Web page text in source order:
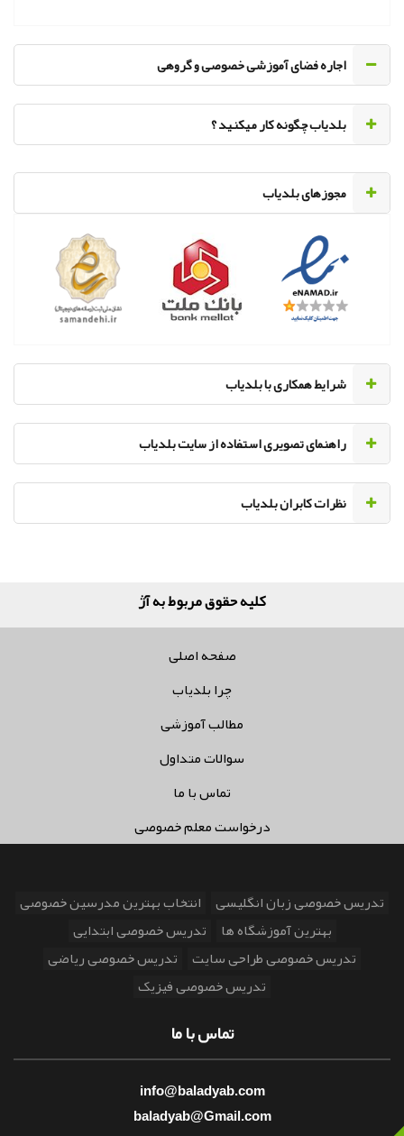
اجاره فضای آموزشی خصوصی و گروهی
‌بلدیاب چگونه کار میکنید ؟
مجوزهای بلدیاب
‌شرایط همکاری با بلدیاب
راهنمای تصویری استفاده از سایت بلدیاب
نظرات کابران بلدیاب
کلیه حقوق مربوط به آژانس تب
صفحه اصلی
چرا بلدیاب
مطالب آموزشی
سوالات متداول
تماس با ما
درخواست معلم خصوصی
تدریس خصوصی زبان انگلیسی انتخاب بهترین مدرسین خصوصی
بهترین آموزشگاه ها تدریس خصوصی ابتدایی
تدریس خصوصی طراحی سایت تدریس خصوصی ریاضی
تدریس خصوصی فیزیک
تماس با ما
info@baladyab.com
baladyab@Gmail.com